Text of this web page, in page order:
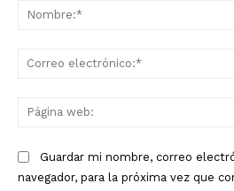
Guardar mi nombre, correo
navegador, para la próxima vez que